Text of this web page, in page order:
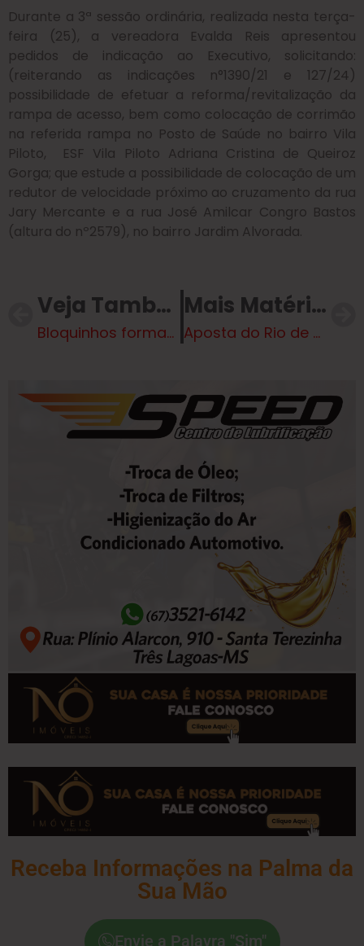
Durante a 3ª sessão ordinária, realizada nesta terça-
feira (25), a vereadora Evalda Reis apresentou
pedidos de indicação ao Executivo, solicitando:
(reiterando as indicações n°1390/21 e 127/24)
possibilidade de efetuar a reforma/revitalização da
rampa de acesso, bem como colocação de corrimão
na referida rampa no Posto de Saúde no bairro Vila
Piloto, ESF Vila Piloto Adriana Cristina de Queiroz
Gorga; que estude a possibilidade de colocação de um
redutor de velocidade próximo ao cruzamento da rua
Jary Mercante e a rua José Amilcar Congro Bastos
(altura do nº2579), no bairro Jardim Alvorada.
Veja Também
Bloquinhos formados para o CarnaTrês 2025 se reúnem para alinhar últimos detalhes da competição
Mais Matérias
Aposta do Rio de Janeiro acerta Mega-Sena e vai ganhar R$ 131 milhões
Receba Informações na Palma da
Sua Mão
Envie a Palavra "Sim"